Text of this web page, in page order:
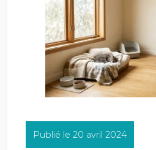
Publié le 20 avril 2024